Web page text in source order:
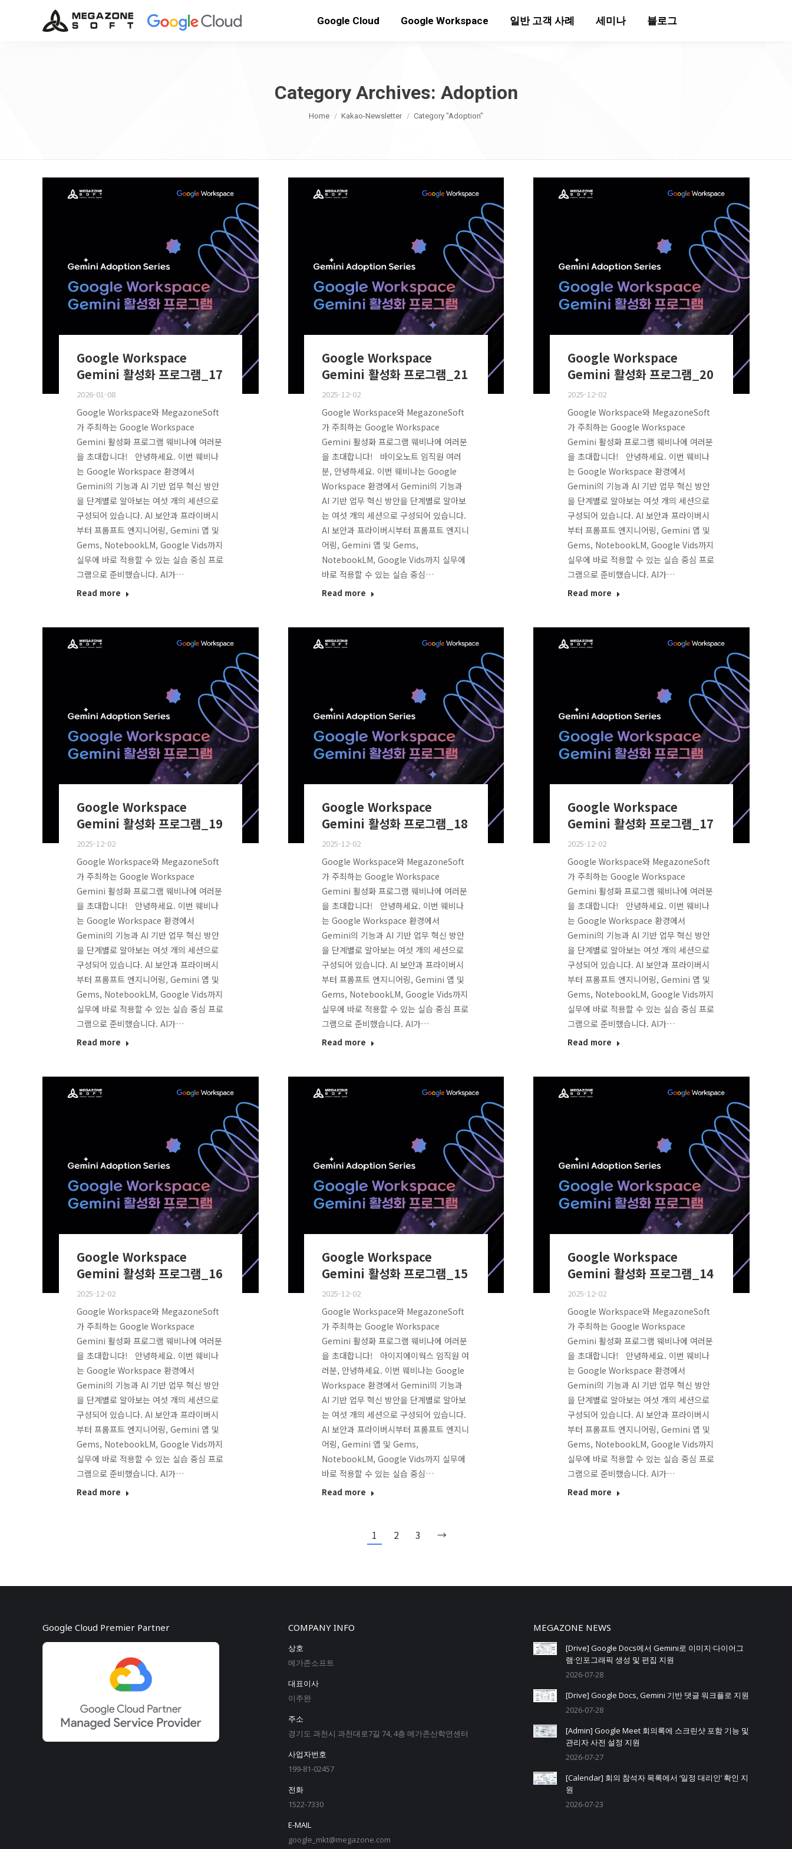
Google Cloud Google Workspace 일반 고객 사례 세미나 블로그
Category Archives: Adoption
You are here:
Home Kakao-Newsletter Category "Adoption"
Google Workspace
Gemini 활성화 프로그램_17
2026-01-08
Google Workspace와 MegazoneSoft
가 주최하는 Google Workspace
Gemini 활성화 프로그램 웨비나에 여러분
을 초대합니다! 안녕하세요. 이번 웨비나
는 Google Workspace 환경에서
Gemini의 기능과 AI 기반 업무 혁신 방안
을 단계별로 알아보는 여섯 개의 세션으로
구성되어 있습니다. AI 보안과 프라이버시
부터 프롬프트 엔지니어링, Gemini 앱 및
Gems, NotebookLM, Google Vids까지
실무에 바로 적용할 수 있는 실습 중심 프로
그램으로 준비했습니다. AI가…
Read more
Google Workspace
Gemini 활성화 프로그램_21
2025-12-02
Google Workspace와 MegazoneSoft
가 주최하는 Google Workspace
Gemini 활성화 프로그램 웨비나에 여러분
을 초대합니다! 바이오노트 임직원 여러
분, 안녕하세요. 이번 웨비나는 Google
Workspace 환경에서 Gemini의 기능과
AI 기반 업무 혁신 방안을 단계별로 알아보
는 여섯 개의 세션으로 구성되어 있습니다.
AI 보안과 프라이버시부터 프롬프트 엔지니
어링, Gemini 앱 및 Gems,
NotebookLM, Google Vids까지 실무에
바로 적용할 수 있는 실습 중심…
Read more
Google Workspace
Gemini 활성화 프로그램_20
2025-12-02
Google Workspace와 MegazoneSoft
가 주최하는 Google Workspace
Gemini 활성화 프로그램 웨비나에 여러분
을 초대합니다! 안녕하세요. 이번 웨비나
는 Google Workspace 환경에서
Gemini의 기능과 AI 기반 업무 혁신 방안
을 단계별로 알아보는 여섯 개의 세션으로
구성되어 있습니다. AI 보안과 프라이버시
부터 프롬프트 엔지니어링, Gemini 앱 및
Gems, NotebookLM, Google Vids까지
실무에 바로 적용할 수 있는 실습 중심 프로
그램으로 준비했습니다. AI가…
Read more
Google Workspace
Gemini 활성화 프로그램_19
2025-12-02
Google Workspace와 MegazoneSoft
가 주최하는 Google Workspace
Gemini 활성화 프로그램 웨비나에 여러분
을 초대합니다! 안녕하세요. 이번 웨비나
는 Google Workspace 환경에서
Gemini의 기능과 AI 기반 업무 혁신 방안
을 단계별로 알아보는 여섯 개의 세션으로
구성되어 있습니다. AI 보안과 프라이버시
부터 프롬프트 엔지니어링, Gemini 앱 및
Gems, NotebookLM, Google Vids까지
실무에 바로 적용할 수 있는 실습 중심 프로
그램으로 준비했습니다. AI가…
Read more
Google Workspace
Gemini 활성화 프로그램_18
2025-12-02
Google Workspace와 MegazoneSoft
가 주최하는 Google Workspace
Gemini 활성화 프로그램 웨비나에 여러분
을 초대합니다! 안녕하세요. 이번 웨비나
는 Google Workspace 환경에서
Gemini의 기능과 AI 기반 업무 혁신 방안
을 단계별로 알아보는 여섯 개의 세션으로
구성되어 있습니다. AI 보안과 프라이버시
부터 프롬프트 엔지니어링, Gemini 앱 및
Gems, NotebookLM, Google Vids까지
실무에 바로 적용할 수 있는 실습 중심 프로
그램으로 준비했습니다. AI가…
Read more
Google Workspace
Gemini 활성화 프로그램_17
2025-12-02
Google Workspace와 MegazoneSoft
가 주최하는 Google Workspace
Gemini 활성화 프로그램 웨비나에 여러분
을 초대합니다! 안녕하세요. 이번 웨비나
는 Google Workspace 환경에서
Gemini의 기능과 AI 기반 업무 혁신 방안
을 단계별로 알아보는 여섯 개의 세션으로
구성되어 있습니다. AI 보안과 프라이버시
부터 프롬프트 엔지니어링, Gemini 앱 및
Gems, NotebookLM, Google Vids까지
실무에 바로 적용할 수 있는 실습 중심 프로
그램으로 준비했습니다. AI가…
Read more
Google Workspace
Gemini 활성화 프로그램_16
2025-12-02
Google Workspace와 MegazoneSoft
가 주최하는 Google Workspace
Gemini 활성화 프로그램 웨비나에 여러분
을 초대합니다! 안녕하세요. 이번 웨비나
는 Google Workspace 환경에서
Gemini의 기능과 AI 기반 업무 혁신 방안
을 단계별로 알아보는 여섯 개의 세션으로
구성되어 있습니다. AI 보안과 프라이버시
부터 프롬프트 엔지니어링, Gemini 앱 및
Gems, NotebookLM, Google Vids까지
실무에 바로 적용할 수 있는 실습 중심 프로
그램으로 준비했습니다. AI가…
Read more
Google Workspace
Gemini 활성화 프로그램_15
2025-12-02
Google Workspace와 MegazoneSoft
가 주최하는 Google Workspace
Gemini 활성화 프로그램 웨비나에 여러분
을 초대합니다! 아이지에이웍스 임직원 여
러분, 안녕하세요. 이번 웨비나는 Google
Workspace 환경에서 Gemini의 기능과
AI 기반 업무 혁신 방안을 단계별로 알아보
는 여섯 개의 세션으로 구성되어 있습니다.
AI 보안과 프라이버시부터 프롬프트 엔지니
어링, Gemini 앱 및 Gems,
NotebookLM, Google Vids까지 실무에
바로 적용할 수 있는 실습 중심…
Read more
Google Workspace
Gemini 활성화 프로그램_14
2025-12-02
Google Workspace와 MegazoneSoft
가 주최하는 Google Workspace
Gemini 활성화 프로그램 웨비나에 여러분
을 초대합니다! 안녕하세요. 이번 웨비나
는 Google Workspace 환경에서
Gemini의 기능과 AI 기반 업무 혁신 방안
을 단계별로 알아보는 여섯 개의 세션으로
구성되어 있습니다. AI 보안과 프라이버시
부터 프롬프트 엔지니어링, Gemini 앱 및
Gems, NotebookLM, Google Vids까지
실무에 바로 적용할 수 있는 실습 중심 프로
그램으로 준비했습니다. AI가…
Read more
1 2 3 →
Google Cloud Premier Partner COMPANY INFO
상호
메가존소프트
대표이사
이주완
주소
경기도 과천시 과천대로7길 74, 4층 메가존산학연센터
사업자번호
199-81-02457
전화
1522-7330
E-MAIL
google_mkt@megazone.com
MEGAZONE NEWS
[Drive] Google Docs에서 Gemini로 이미지·다이어그
램·인포그래픽 생성 및 편집 지원
2026-07-28
[Drive] Google Docs, Gemini 기반 댓글 워크플로 지원
2026-07-28
[Admin] Google Meet 회의록에 스크린샷 포함 기능 및
관리자 사전 설정 지원
2026-07-27
[Calendar] 회의 참석자 목록에서 ‘일정 대리인’ 확인 지
원
2026-07-23